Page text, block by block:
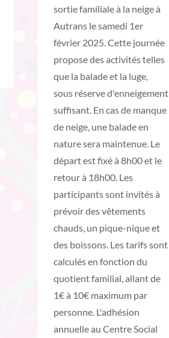
sortie familiale à la neige à
Autrans le samedi 1er
février 2025. Cette journée
propose des activités telles
que la balade et la luge,
sous réserve d'enneigement
suffisant. En cas de manque
de neige, une balade en
nature sera maintenue. Le
départ est fixé à 8h00 et le
retour à 18h00. Les
participants sont invités à
prévoir des vêtements
chauds, un pique-nique et
des boissons. Les tarifs sont
calculés en fonction du
quotient familial, allant de
1€ à 10€ maximum par
personne. L'adhésion
annuelle au Centre Social